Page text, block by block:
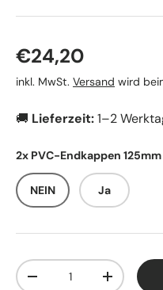
Normaler Preis
€24,20
inkl. MwSt. Versand wird
🚚 Lieferzeit:1–2
2x PVC-Endkappen 125mm
NEIN Ja
Anzahl
Menge verringernMenge